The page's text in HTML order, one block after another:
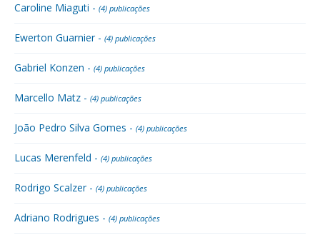
Caroline Miaguti - (4) publicações
Ewerton Guarnier - (4) publicações
Gabriel Konzen - (4) publicações
Marcello Matz - (4) publicações
João Pedro Silva Gomes - (4) publicações
Lucas Merenfeld - (4) publicações
Rodrigo Scalzer - (4) publicações
Adriano Rodrigues - (4) publicações